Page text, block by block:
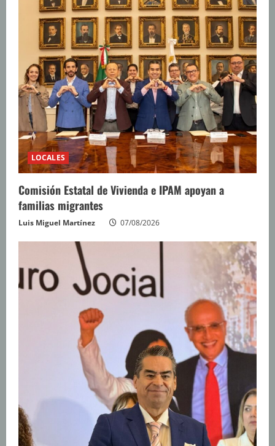
LOCALES
Comisión Estatal de Vivienda e IPAM apoyan a
familias migrantes
Luis Miguel Martínez 07/08/2026